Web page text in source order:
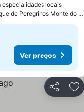
especialidades locais
a 3.6 km de Albergue de Peregrinos Monte do Gozo
Ver preços
Partilhar